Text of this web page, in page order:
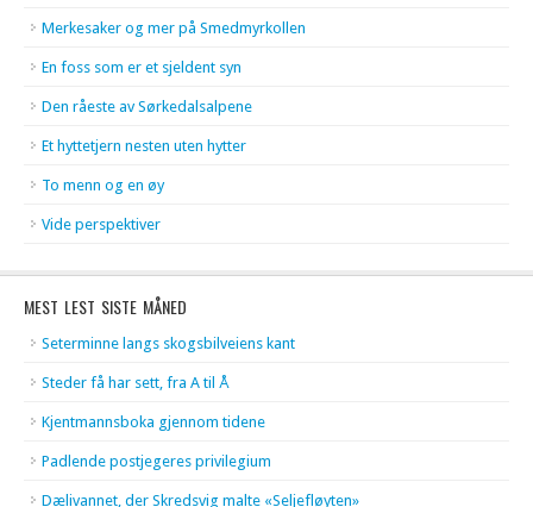
Merkesaker og mer på Smedmyrkollen
En foss som er et sjeldent syn
Den råeste av Sørkedalsalpene
Et hyttetjern nesten uten hytter
To menn og en øy
Vide perspektiver
MEST LEST SISTE MÅNED
Seterminne langs skogsbilveiens kant
Steder få har sett, fra A til Å
Kjentmannsboka gjennom tidene
Padlende postjegeres privilegium
Dælivannet, der Skredsvig malte «Seljefløyten»